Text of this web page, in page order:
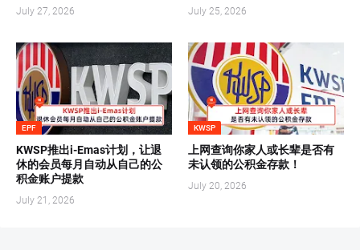
July 27, 2026 July 25, 2026
EPF
KWSP推出i-Emas计划，让退
休的会员每月自动从自己的公
积金账户提款
July 21, 2026
KWSP
上网查询你家人或长辈是否有
未认领的公积金存款！
July 20, 2026